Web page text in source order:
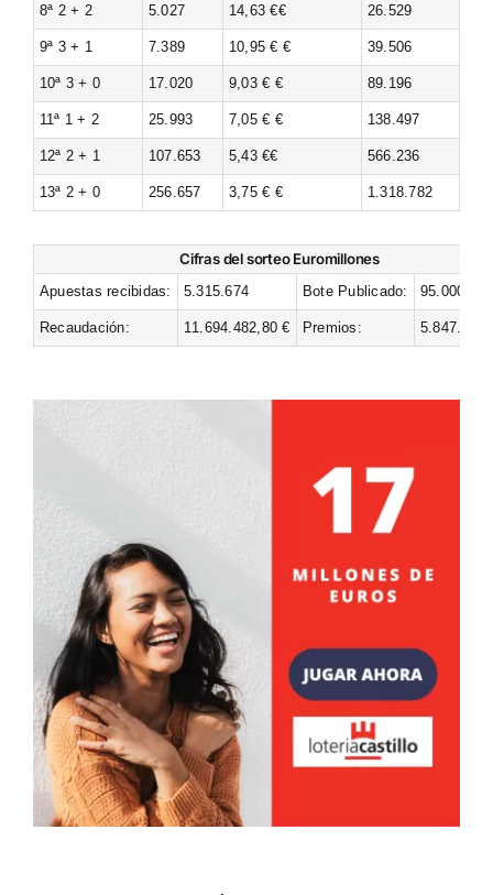
8ª 2 + 2 5.027 14,63 €€ 26.529
9ª 3 + 1 7.389 10,95 € € 39.506
10ª 3 + 0 17.020 9,03 € € 89.196
11ª 1 + 2 25.993 7,05 € € 138.497
12ª 2 + 1 107.653 5,43 €€ 566.236
13ª 2 + 0 256.657 3,75 € € 1.318.782
Cifras del sorteo Euromillones
Apuestas recibidas: 5.315.674 Bote Publicado:
Recaudación: 11.694.482,80 € Premios: